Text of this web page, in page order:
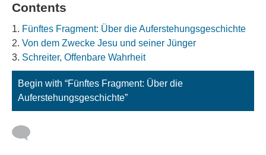
Contents
Fünftes Fragment: Über die Auferstehungsgeschichte
Von dem Zwecke Jesu und seiner Jünger
Schreiter, Offenbare Wahrheit
Begin with “Fünftes Fragment: Über die
Auferstehungsgeschichte”